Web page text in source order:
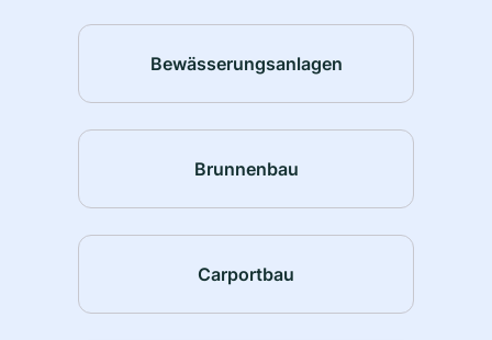
Bewässerungsanlagen
Brunnenbau
Carportbau